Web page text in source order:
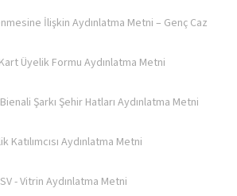
İlişkin Aydınlatma Metni – Genç Caz
Üyelik Formu Aydınlatma Metni
Şarkı Şehir Hatları Aydınlatma Metni
Katılımcısı Aydınlatma Metni
- Vitrin Aydınlatma Metni